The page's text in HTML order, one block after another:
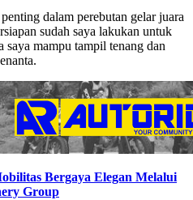
dalam perebutan gelar juara
sudah saya lakukan untuk
saya mampu tampil tenang dan
Bergaya Elegan Melalui
Group